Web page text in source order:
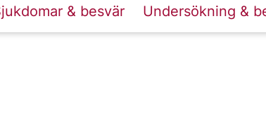
& besvär Undersökning &